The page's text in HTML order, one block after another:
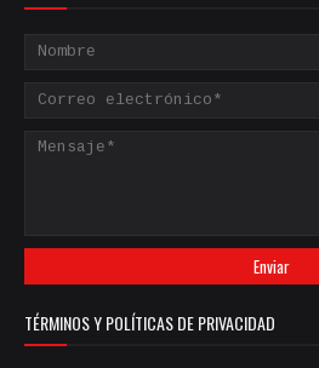
TÉRMINOS Y POLÍTICAS DE PRIVACIDAD